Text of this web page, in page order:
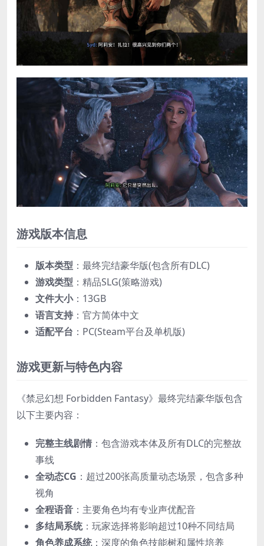
游戏版本信息
​版本类型​ ​：最终完结豪华版(包含所有DLC)
​游戏类型​ ​：精品SLG(策略游戏)
​文件大小​​：13GB
​语言支持​ ​：官方简体中文
​适配平台​ ​：PC(Steam平台及单机版)
游戏更新与特色内容
《禁忌幻想 Forbidden Fantasy》最终完结豪华版包含
以下主要内容：
​完整主线剧情​ ​：包含游戏本体及所有DLC的完整故
事线
​全动态CG​ ​：超过200张高质量动态场景，包含多种
视角
​全程语音​ ​：主要角色均有专业声优配音
​多结局系统​​：玩家选择将影响超过10种不同结局
​角色养成系统​​：深度的角色技能树和属性培养